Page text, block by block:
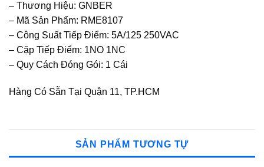
– Thương Hiệu: GNBER
– Mã Sản Phẩm: RME8107
– Công Suất Tiếp Điểm: 5A/125 250VAC
– Cặp Tiếp Điểm: 1NO 1NC
– Quy Cách Đóng Gói: 1 Cái
Hàng Có Sẵn Tại Quận 11, TP.HCM
SẢN PHẨM TƯƠNG TỰ